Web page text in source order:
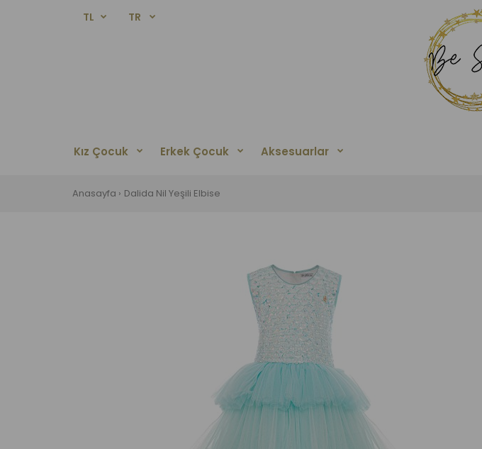
TL TR
Kız Çocuk Erkek Çocuk Aksesuarlar
Anasayfa Dalida Nil Yeşili Elbise